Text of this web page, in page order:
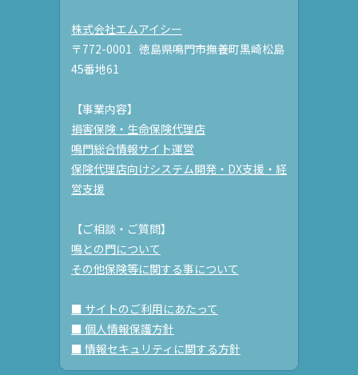
株式会社エムアイシー
〒772-0001 徳島県鳴門市撫養町黒崎松島
45番地61
【事業内容】
損害保険・生命保険代理店
鳴門総合情報サイト運営
保険代理店向けシステム開発・DX支援・経
営支援
【ご相談・ご質問】
鳴との門について
その他保険等に関する事について
■ サイトのご利用にあたって
■ 個人情報保護方針
■ 情報セキュリティに関する方針